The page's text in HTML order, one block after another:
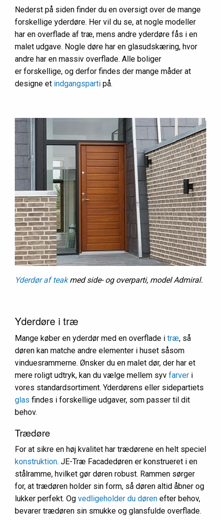
Nederst på siden finder du en oversigt over de mange
forskellige yderdøre. Her vil du se, at nogle modeller
har en overflade af træ, mens andre yderdøre fås i en
malet udgave. Nogle døre har en glasudskæring, hvor
andre har en massiv overflade. Alle boliger
er forskellige, og derfor findes der mange måder at
designe et indgangsparti på.
Yderdør af teakmed side- og overparti, model Admiral.
Yderdøre i træ
Mange køber en yderdør med en overflade i træ, så
døren kan matche andre elementer i huset såsom
vinduesrammerne. Ønsker du en malet dør, der har et
mere roligt udtryk, kan du vælge mellem syv farver i
vores standardsortiment. Yderdørens eller sidepartiets
glas findes i forskellige udgaver, som passer til dit
behov.
Trædøre
For at sikre en høj kvalitet har trædørene en helt speciel
konstruktion. JE-Træ Facadedøren er konstrueret i en
stålramme, hvilket gør døren robust. Rammen sørger
for, at trædøren holder sin form, så døren altid åbner og
lukker perfekt. Og vedligeholder du døren efter behov,
bevarer trædøren sin smukke og glansfulde overflade.